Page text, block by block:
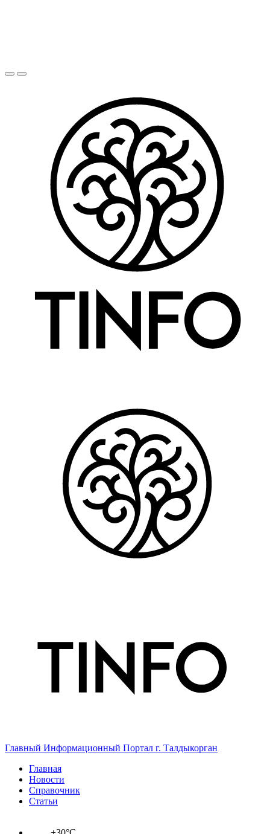
Главный Информационный Портал г. Талдыкорган
Главная
Новости
Справочник
Статьи